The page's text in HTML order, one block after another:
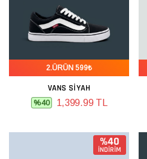
2.ÜRÜN 599₺
VANS SIYAH
%40 1,399.99 TL
%40
İNDİRİM